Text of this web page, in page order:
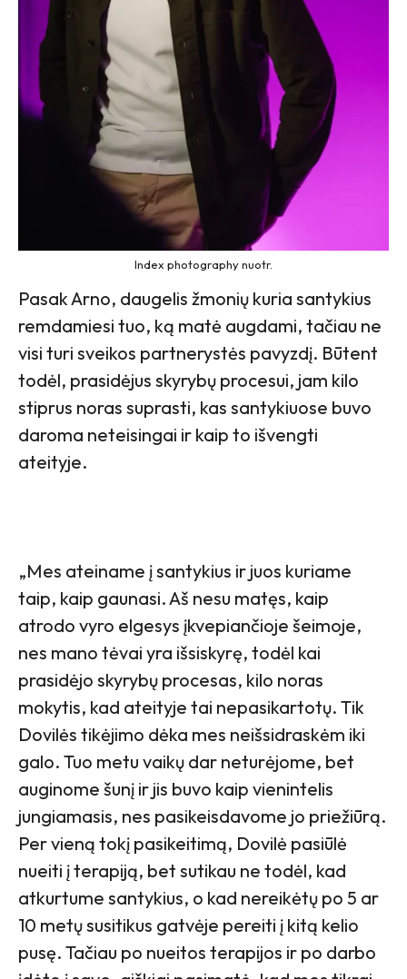
Index photography nuotr.
Pasak Arno, daugelis žmonių kuria santykius
remdamiesi tuo, ką matė augdami, tačiau ne
visi turi sveikos partnerystės pavyzdį. Būtent
todėl, prasidėjus skyrybų procesui, jam kilo
stiprus noras suprasti, kas santykiuose buvo
daroma neteisingai ir kaip to išvengti
ateityje.
„Mes ateiname į santykius ir juos kuriame
taip, kaip gaunasi. Aš nesu matęs, kaip
atrodo vyro elgesys įkvepiančioje šeimoje,
nes mano tėvai yra išsiskyrę, todėl kai
prasidėjo skyrybų procesas, kilo noras
mokytis, kad ateityje tai nepasikartotų. Tik
Dovilės tikėjimo dėka mes neišsidraskėm iki
galo. Tuo metu vaikų dar neturėjome, bet
auginome šunį ir jis buvo kaip vienintelis
jungiamasis, nes pasikeisdavome jo priežiūrą.
Per vieną tokį pasikeitimą, Dovilė pasiūlė
nueiti į terapiją, bet sutikau ne todėl, kad
atkurtume santykius, o kad nereikėtų po 5 ar
10 metų susitikus gatvėje pereiti į kitą kelio
pusę. Tačiau po nueitos terapijos ir po darbo